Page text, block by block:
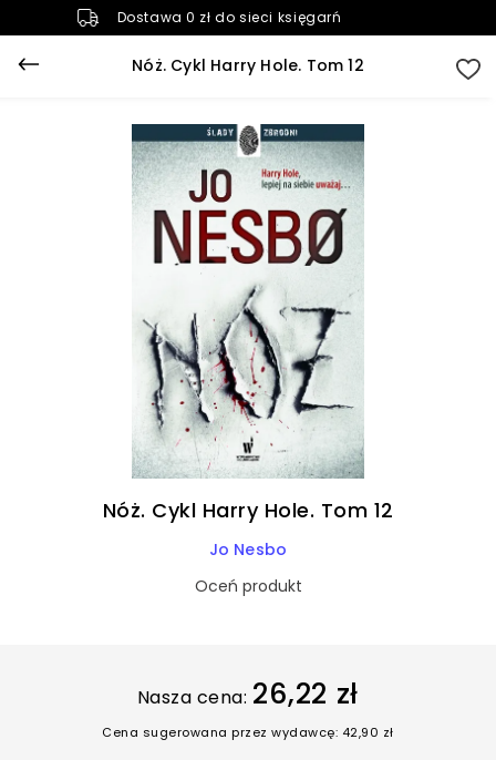
Dostawa 0 zł do sieci księgarń
Nóż. Cykl Harry Hole. Tom 12
Nóż. Cykl Harry Hole. Tom 12
Jo Nesbo
Oceń produkt
Nasza cena: 26,22 zł
Cena sugerowana przez wydawcę: 42,90 zł